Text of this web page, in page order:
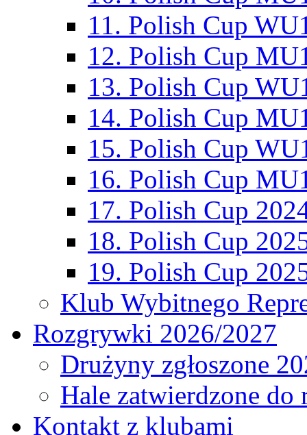
11. Polish Cup
12. Polish Cup
13. Polish Cup
14. Polish Cup
15. Polish Cup
16. Polish Cup
17. Polish Cup
18. Polish Cup
19. Polish Cup
Klub Wybitnego
Rozgrywki 2026/2027
Drużyny zgłoszone
Hale zatwierdzone
Kontakt z klubami